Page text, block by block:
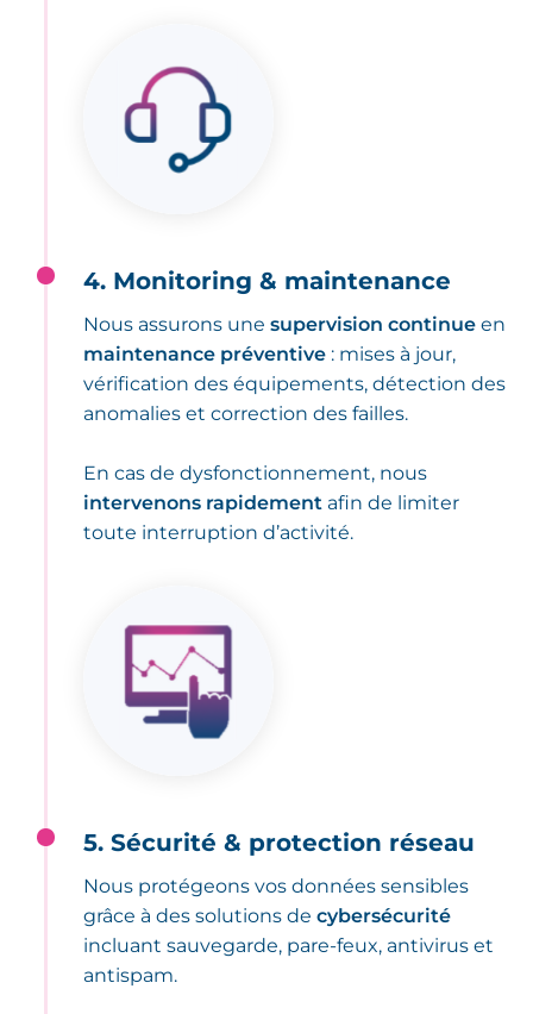
4. Monitoring & maintenance
Nous assurons unesupervision continue en
maintenance préventive : mises à jour,
vérification des équipements, détection des
anomalies et correction des failles.
En cas de dysfonctionnement, nous
intervenons rapidement afin de limiter
toute interruption d’activité.
5. Sécurité & protection réseau
Nous protégeons vos données sensibles
grâce à des solutions decybersécurité
incluant sauvegarde, pare-feux, antivirus et
antispam.